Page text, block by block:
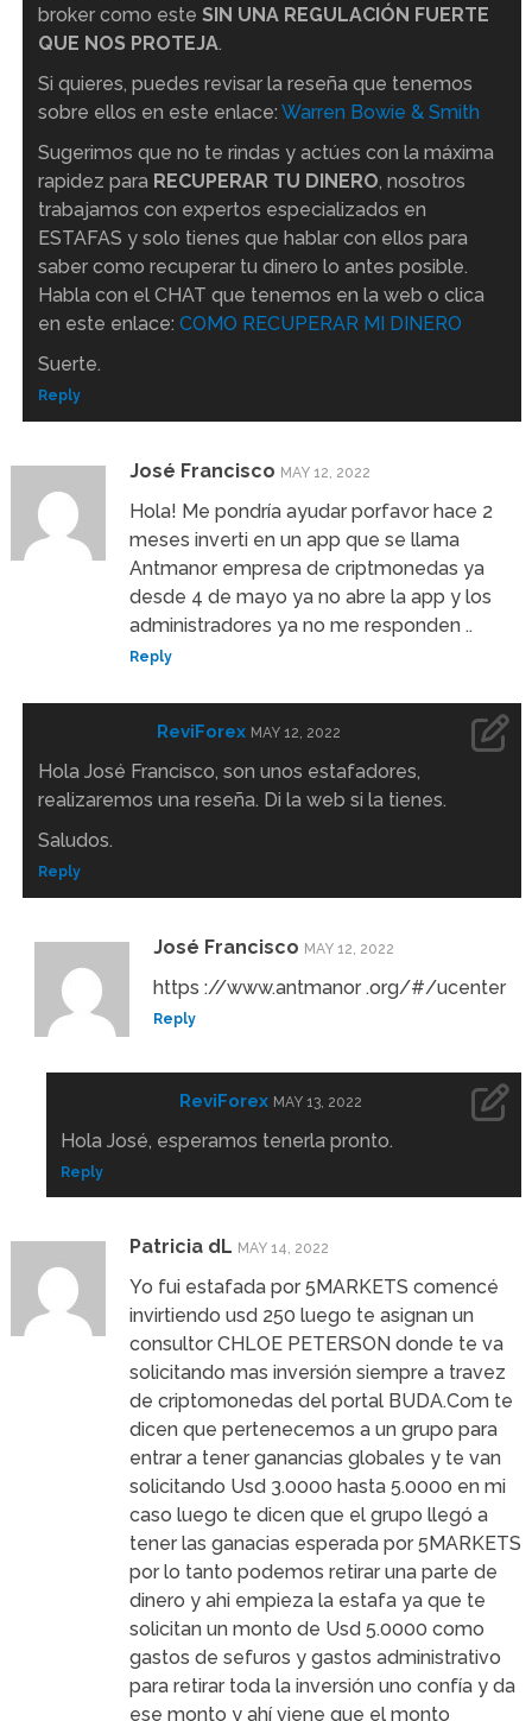
broker como este SIN UNA REGULACIÓN FUERTE
QUE NOS PROTEJA.
Si quieres, puedes revisar la reseña que tenemos
sobre ellos en este enlace: Warren Bowie & Smith
Sugerimos que no te rindas y actúes con la máxima
rapidez para RECUPERAR TU DINERO, nosotros
trabajamos con expertos especializados en
ESTAFAS y solo tienes que hablar con ellos para
saber como recuperar tu dinero lo antes posible.
Habla con el CHAT que tenemos en la web o clica
en este enlace: COMO RECUPERAR MI DINERO
Suerte.
Reply
José Francisco MAY 12, 2022
Hola! Me pondría ayudar porfavor hace 2
meses inverti en un app que se llama
Antmanor empresa de criptmonedas ya
desde 4 de mayo ya no abre la app y los
administradores ya no me responden ..
Reply
ReviForex MAY 12, 2022
Hola José Francisco, son unos estafadores,
realizaremos una reseña. Di la web si la tienes.
Saludos.
Reply
José Francisco MAY 12, 2022
https ://www.antmanor .org/#/ucenter
Reply
ReviForex MAY 13, 2022
Hola José, esperamos tenerla pronto.
Reply
Patricia dL MAY 14, 2022
Yo fui estafada por 5MARKETS comencé
invirtiendo usd 250 luego te asignan un
consultor CHLOE PETERSON donde te va
solicitando mas inversión siempre a travez
de criptomonedas del portal BUDA.Com te
dicen que pertenecemos a un grupo para
entrar a tener ganancias globales y te van
solicitando Usd 3.0000 hasta 5.0000 en mi
caso luego te dicen que el grupo llegó a
tener las ganacias esperada por 5MARKETS
por lo tanto podemos retirar una parte de
dinero y ahi empieza la estafa ya que te
solicitan un monto de Usd 5.0000 como
gastos de sefuros y gastos administrativo
para retirar toda la inversión uno confía y da
ese monto y ahí viene que el monto